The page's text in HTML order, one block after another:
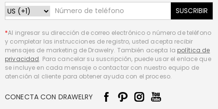
SUSCRIBIR
*Al ingresar su dirección de correo electrónico o número de teléfono
y completar las instrucciones de registro, usted acepta recibir
mensajes de marketing de Drawelry. También acepta la política de
privacidad. Para cancelar su suscripción, puede usar el enlace que
se incluye en cada mensaje o contactar con nuestro equipo de
atención al cliente para obtener ayuda con el proceso.
CONECTA CON DRAWELRY